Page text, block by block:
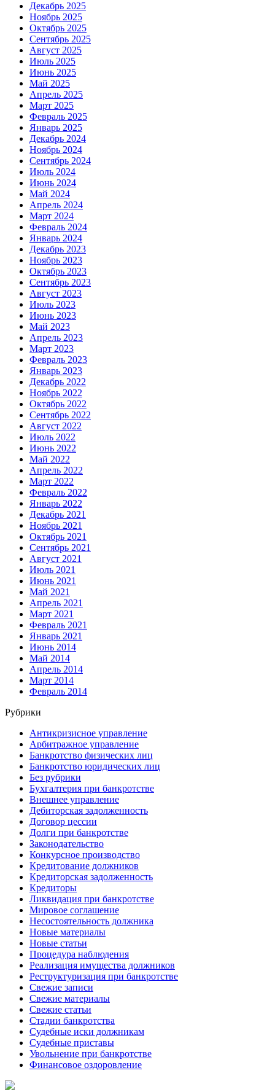
Декабрь 2025
Ноябрь 2025
Октябрь 2025
Сентябрь 2025
Август 2025
Июль 2025
Июнь 2025
Май 2025
Апрель 2025
Март 2025
Февраль 2025
Январь 2025
Декабрь 2024
Ноябрь 2024
Сентябрь 2024
Июль 2024
Июнь 2024
Май 2024
Апрель 2024
Март 2024
Февраль 2024
Январь 2024
Декабрь 2023
Ноябрь 2023
Октябрь 2023
Сентябрь 2023
Август 2023
Июль 2023
Июнь 2023
Май 2023
Апрель 2023
Март 2023
Февраль 2023
Январь 2023
Декабрь 2022
Ноябрь 2022
Октябрь 2022
Сентябрь 2022
Август 2022
Июль 2022
Июнь 2022
Май 2022
Апрель 2022
Март 2022
Февраль 2022
Январь 2022
Декабрь 2021
Ноябрь 2021
Октябрь 2021
Сентябрь 2021
Август 2021
Июль 2021
Июнь 2021
Май 2021
Апрель 2021
Март 2021
Февраль 2021
Январь 2021
Июнь 2014
Май 2014
Апрель 2014
Март 2014
Февраль 2014
Рубрики
Антикризисное управление
Арбитражное управление
Банкротство физических лиц
Банкротство юридических лиц
Без рубрики
Бухгалтерия при банкротстве
Внешнее управление
Дебиторская задолженность
Договор цессии
Долги при банкротстве
Законодательство
Конкурсное производство
Кредитование должников
Кредиторская задолженность
Кредиторы
Ликвидация при банкротстве
Мировое соглашение
Несостоятельность должника
Новые материалы
Новые статьи
Процедура наблюдения
Реализация имущества должников
Реструктуризация при банкротстве
Свежие записи
Свежие материалы
Свежие статьи
Стадии банкротства
Судебные иски должникам
Судебные приставы
Увольнение при банкротстве
Финансовое оздоровление